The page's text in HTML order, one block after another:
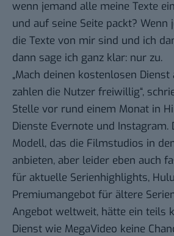
wenn jemand alle meine Texte
und auf seine Seite packt? Wenn
die Texte von mir sind und ich
dann sage ich ganz klar: nur zu.
„Mach deinen kostenlosen
zahlen die Nutzer freiwillig“,
Stelle vor rund einem Monat in
Dienste Evernote und Instagram.
Modell, das die Filmstudios in
anbieten, aber leider eben auch
für aktuelle Serienhighlights,
Premiumangebot für ältere
Angebot weltweit, hätte ein teils
Dienst wie MegaVideo keine